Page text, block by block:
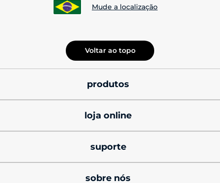
Mude a localização
Voltar ao topo
produtos
celulares motorola
signature
celulares motorola razr
loja online
cupons de desconto
suporte
sobre nós